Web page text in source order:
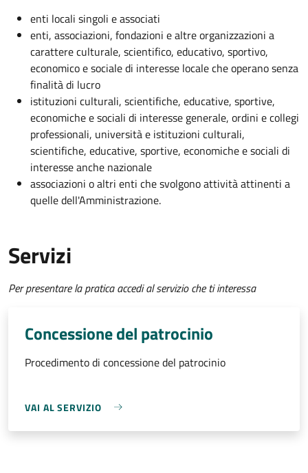
enti locali singoli e associati
enti, associazioni, fondazioni e altre organizzazioni a
carattere culturale, scientifico, educativo, sportivo,
economico e sociale di interesse locale che operano senza
finalità di lucro
istituzioni culturali, scientifiche, educative, sportive,
economiche e sociali di interesse generale, ordini e collegi
professionali, università e istituzioni culturali,
scientifiche, educative, sportive, economiche e sociali di
interesse anche nazionale
associazioni o altri enti che svolgono attività attinenti a
quelle dell'Amministrazione.
Servizi
Per presentare la pratica accedi al servizio che ti interessa
Concessione del patrocinio
Procedimento di concessione del patrocinio
VAI AL SERVIZIO